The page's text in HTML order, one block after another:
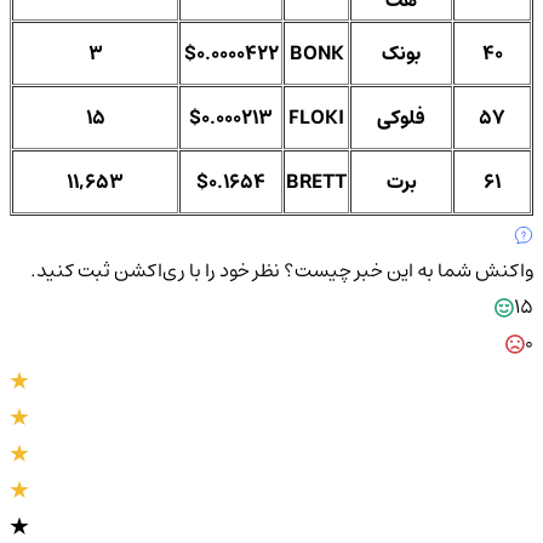
3
$0.0000422 BONK بونک
40
15
$0.000213 FLOKI فلوکی
57
11,653
$0.1654 BRETT برت 61
واکنش شما به این خبر چیست؟نظر خود را با ری‌اکشن ثبت کنید.
15